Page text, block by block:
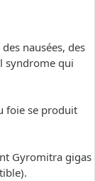
nausées, des
syndrome qui
foie se produit
Gyromitra gigas